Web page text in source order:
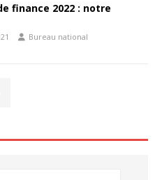
finance 2022 : notre
Bureau national